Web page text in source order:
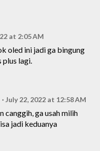
at 2:05 AM
oled ini jadi ga bingung
plus lagi.
July 22, 2022 at 12:58 AM
canggih, ga usah milih
jadi keduanya